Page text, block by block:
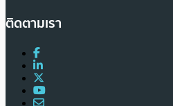
ติดตามเรา